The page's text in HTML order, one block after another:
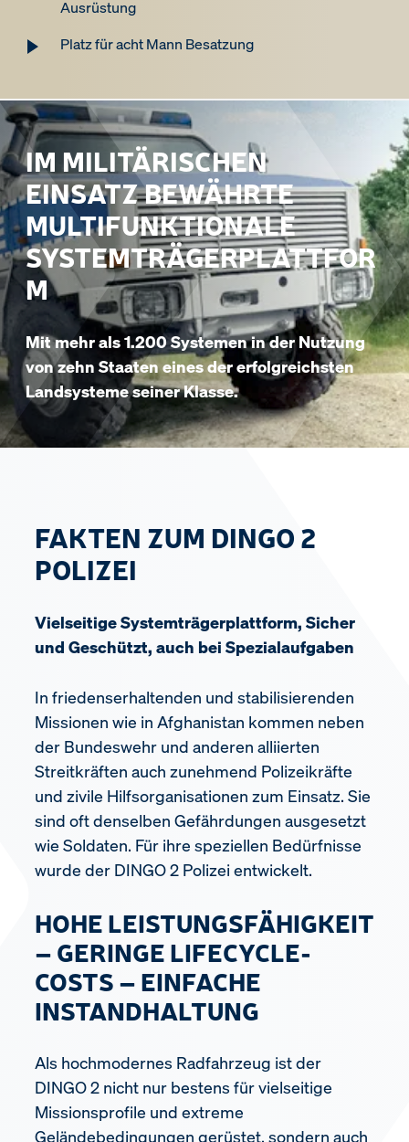
Ausrüstung
Platz für acht Mann Besatzung
IM MILITÄRISCHEN
EINSATZ BEWÄHRTE
MULTIFUNKTIONALE
SYSTEMTRÄGERPLATTFOR
M
Mit mehr als 1.200 Systemen in der Nutzung
von zehn Staaten eines der erfolgreichsten
Landsysteme seiner Klasse.
FAKTEN ZUM DINGO 2
POLIZEI
Vielseitige Systemträgerplattform, Sicher
und Geschützt, auch bei Spezialaufgaben
In friedenserhaltenden und stabilisierenden
Missionen wie in Afghanistan kommen neben
der Bundeswehr und anderen alliierten
Streitkräften auch zunehmend Polizeikräfte
und zivile Hilfsorganisationen zum Einsatz. Sie
sind oft denselben Gefährdungen ausgesetzt
wie Soldaten. Für ihre speziellen Bedürfnisse
wurde der DINGO 2 Polizei entwickelt.
HOHE LEISTUNGSFÄHIGKEIT
– GERINGE LIFECYCLE-
COSTS – EINFACHE
INSTANDHALTUNG
Als hochmodernes Radfahrzeug ist der
DINGO 2 nicht nur bestens für vielseitige
Missionsprofile und extreme
Geländebedingungen gerüstet, sondern auch